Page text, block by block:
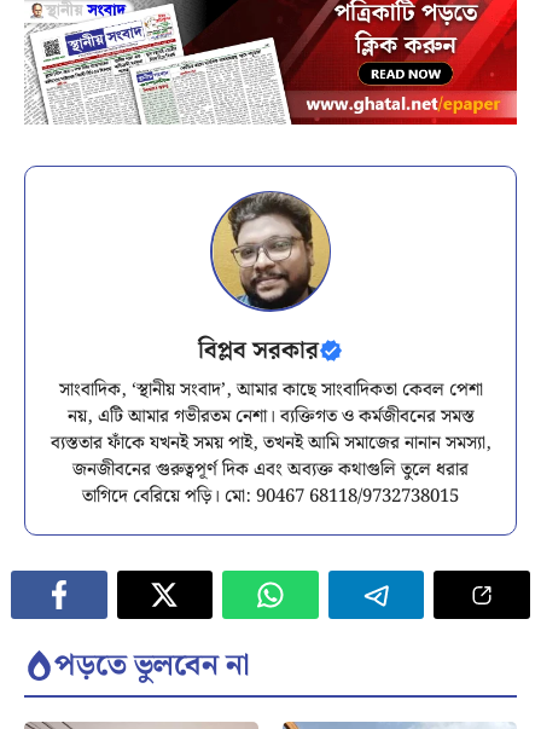
বিপ্লব সরকার
সাংবাদিক, ‘স্থানীয় সংবাদ’, আমার কাছে সাংবাদিকতা কেবল পেশা
নয়, এটি আমার গভীরতম নেশা। ব্যক্তিগত ও কর্মজীবনের সমস্ত
ব্যস্ততার ফাঁকে যখনই সময় পাই, তখনই আমি সমাজের নানান সমস্যা,
জনজীবনের গুরুত্বপূর্ণ দিক এবং অব্যক্ত কথাগুলি তুলে ধরার
তাগিদে বেরিয়ে পড়ি। মো: 90467 68118/9732738015
পড়তে ভুলবেন না